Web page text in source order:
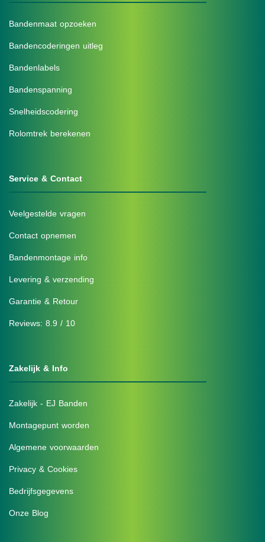
Bandenmaat opzoeken
Bandencoderingen uitleg
Bandenlabels
Bandenspanning
Snelheidscodering
Rolomtrek berekenen
Service & Contact
Veelgestelde vragen
Contact opnemen
Bandenmontage info
Levering & verzending
Garantie & Retour
Reviews: 8.9 / 10
Zakelijk & Info
Zakelijk - EJ Banden
Montagepunt worden
Algemene voorwaarden
Privacy & Cookies
Bedrijfsgegevens
Onze Blog